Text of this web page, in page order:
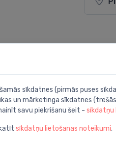
sīkdatnes (pirmās puses
un mārketinga sīkdatnes
savu piekrišanu šeit - sīkdatņu
sīkdatņu lietošanas noteikumi.